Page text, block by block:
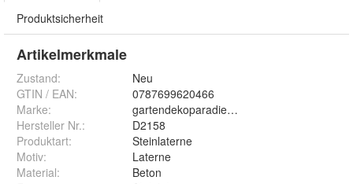
Produktsicherheit
Artikelmerkmale
Zustand:
Neu
GTIN / EAN:
0787699620466
Marke:
gartendekoparadies.de
Hersteller Nr.:
D2158
Produktart:
Steinlaterne
Motiv:
Laterne
Material:
Beton